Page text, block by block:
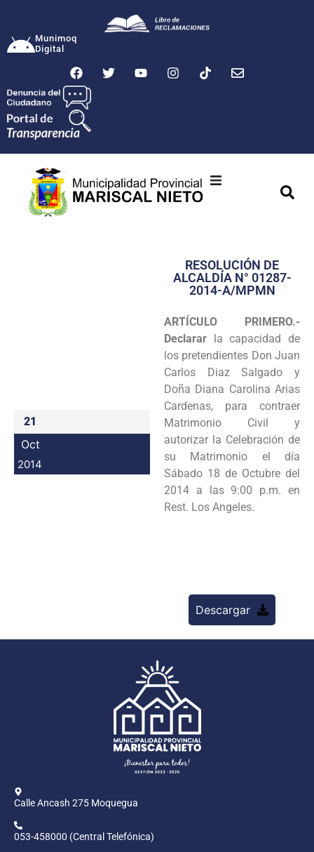
Munimoq
Digital
Transparencia
Programas
Intranet
21
Oct
2014
RESOLUCIÓN DE
ALCALDÍA N° 01287-
2014-A/MPMN
ARTÍCULO PRIMERO.-
Declarar la capacidad de
los pretendientes Don Juan
Carlos Diaz Salgado y
Doña Diana Carolina Arias
Cardenas, para contraer
Matrimonio Civil y
autorizar la Celebración de
su Matrimonio el día
Sábado 18 de Octubre del
2014 a las 9:00 p.m. en
Rest. Los Angeles.
Descargar
Calle Ancash 275 Moquegua
053-458000 (Central Telefónica)